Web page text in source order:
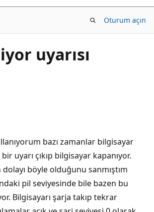
Oturum açın
uyarısı
bazı zamanlar bilgisayar
uyarı çıkıp bilgisayar kapanıyor.
böyle olduğunu sanmıştım
pil seviyesinde bile bazen bu
Bilgisayarı şarja takıp tekrar